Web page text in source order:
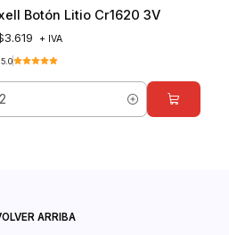
Botón Litio Cr1620 3V
+ IVA
5.0
ARRIBA